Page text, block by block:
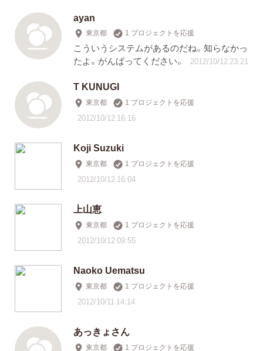
ayan
東京都 1 プロジェクトを応援
こういうシステムがあるのだね。知らなかっ
たよ。がんばってください。
2012/10/12 23:21
T KUNUGI
東京都 1 プロジェクトを応援
2012/10/12 16:16
Koji Suzuki
東京都 1 プロジェクトを応援
2012/10/12 16:04
上山恵
東京都 1 プロジェクトを応援
2012/10/12 09:55
Naoko Uematsu
東京都 1 プロジェクトを応援
2012/10/11 14:14
あっきょさん
東京都 1 プロジェクトを応援